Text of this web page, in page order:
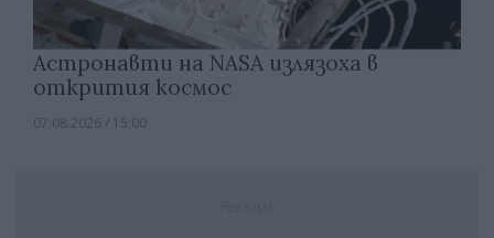
Астронавти на NASA излязоха в
открития космос
07.08.2026 / 15:00